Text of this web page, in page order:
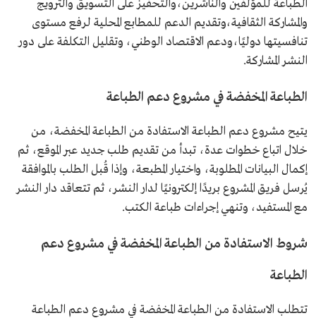
الطباعة للمؤلفين والناشرين،والتحفيز على التسويق والترويج
والمشاركة الثقافية،وتقديم الدعم للمطابع المحلية لرفع مستوى
تنافسيتها دوليًا،ودعم الاقتصاد الوطني، وتقليل التكلفة على دور
النشر المشاركة.
الطباعة المخفضة في مشروع دعم الطباعة
يتيح مشروع دعم الطباعة الاستفادة من الطباعة المخفضة، من
خلال اتباع خطوات عدة، تبدأ من تقديم طلب جديد عبر الموقع، ثم
إكمال البيانات المطلوبة، واختيار المطبعة، وإذا قُبل الطلب بالموافقة
يُرسل فريق المشروع بريدًا إلكترونيًا لدار النشر، ثم تتعاقد دار النشر
مع المستفيد، وتنهي إجراءات طباعة الكتب.
شروط الاستفادة من الطباعة المخفضة في مشروع دعم
الطباعة
تتطلب الاستفادة من الطباعة المخفضة في مشروع دعم الطباعة